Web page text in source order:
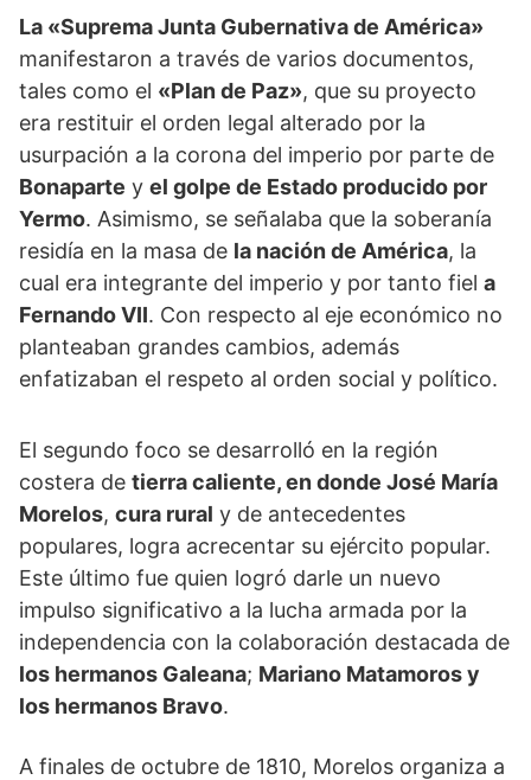
La «Suprema Junta Gubernativa de América»
manifestaron a través de varios documentos,
tales como el «Plan de Paz», que su proyecto
era restituir el orden legal alterado por la
usurpación a la corona del imperio por parte de
Bonaparte y el golpe de Estado producido por
Yermo. Asimismo, se señalaba que la soberanía
residía en la masa de la nación de América, la
cual era integrante del imperio y por tanto fiel a
Fernando VII. Con respecto al eje económico no
planteaban grandes cambios, además
enfatizaban el respeto al orden social y político.
El segundo foco se desarrolló en la región
costera de tierra caliente, en donde José María
Morelos, cura rural y de antecedentes
populares, logra acrecentar su ejército popular.
Este último fue quien logró darle un nuevo
impulso significativo a la lucha armada por la
independencia con la colaboración destacada de
los hermanos Galeana; Mariano Matamoros y
los hermanos Bravo.
A finales de octubre de 1810, Morelos organiza a